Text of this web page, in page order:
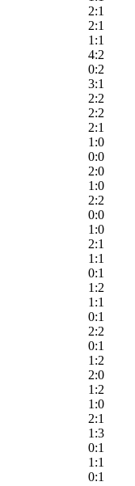
2:1
2:1
1:1
4:2
0:2
3:1
2:2
2:2
2:1
1:0
0:0
2:0
1:0
2:2
0:0
1:0
2:1
1:1
0:1
1:2
1:1
0:1
2:2
0:1
1:2
2:0
1:2
1:0
2:1
1:3
0:1
1:1
0:1